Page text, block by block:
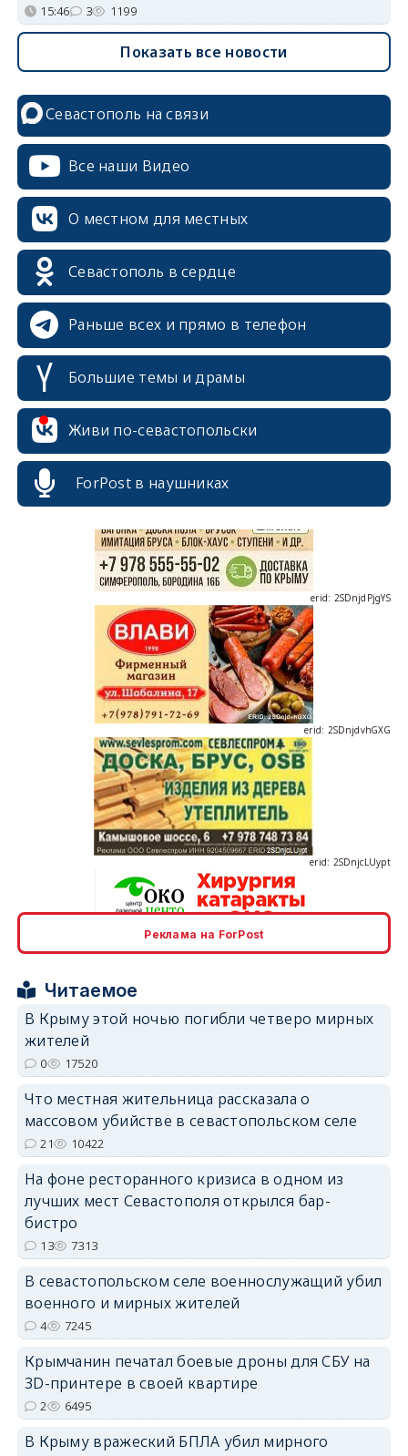
15:46 3 1199
Показать все новости
Севастополь на связи
Все наши Видео
О местном для местных
Севастополь в сердце
Раньше всех и прямо в телефон
Большие темы и драмы
Живи по-севастопольски
ForPost в наушниках
erid: 2SDnjcrDNw6
erid: 2SDnjdPjgYS
erid: 2SDnjdvhGXG
erid: 2SDnjdvhGXG
Реклама на ForPost
Читаемое
В Крыму этой ночью погибли четверо мирных
жителей
0 17520
Что местная жительница рассказала о
массовом убийстве в севастопольском селе
21 10422
На фоне ресторанного кризиса в одном из
лучших мест Севастополя открылся бар-
бистро
13 7313
В севастопольском селе военнослужащий убил
военного и мирных жителей
4 7245
Крымчанин печатал боевые дроны для СБУ на
3D-принтере в своей квартире
2 6495
В Крыму вражеский БПЛА убил мирного